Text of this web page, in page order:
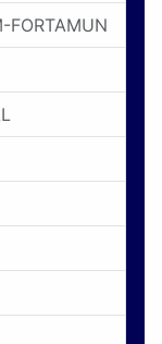
FORTAMUN